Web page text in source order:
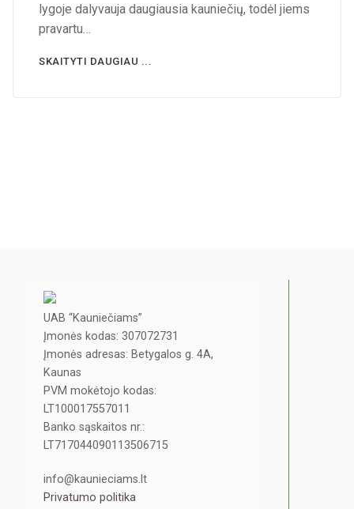
lygoje dalyvauja daugiausia kauniečių, todėl jiems
pravartu…
SKAITYTI DAUGIAU ...
UAB “Kauniečiams”
Įmonės kodas: 307072731
Įmonės adresas: Betygalos g. 4A,
Kaunas
PVM mokėtojo kodas:
LT100017557011
Banko sąskaitos nr.:
LT717044090113506715
info@kaunieciams.lt
Privatumo politika